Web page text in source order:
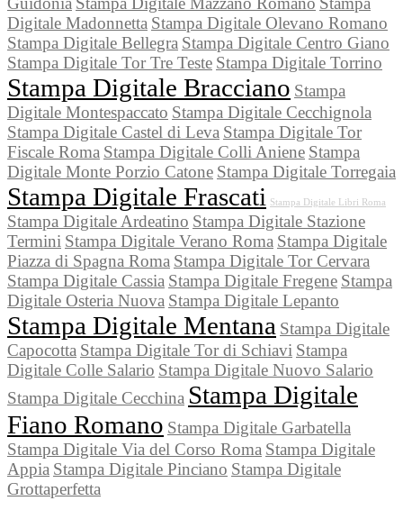
Digitale Madonnetta Stampa Digitale Olevano Romano
Stampa Digitale Bellegra Stampa Digitale Centro Giano
Stampa Digitale Tor Tre Teste Stampa Digitale Torrino
Stampa Digitale Bracciano Stampa
Digitale Montespaccato Stampa Digitale Cecchignola
Stampa Digitale Castel di Leva Stampa Digitale Tor
Fiscale Roma Stampa Digitale Colli Aniene Stampa
Digitale Monte Porzio Catone Stampa Digitale Torregaia
Stampa Digitale Frascati Stampa Digitale Libri Roma
Stampa Digitale Ardeatino Stampa Digitale Stazione
Termini Stampa Digitale Verano Roma Stampa Digitale
Piazza di Spagna Roma Stampa Digitale Tor Cervara
Stampa Digitale Cassia Stampa Digitale Fregene Stampa
Digitale Osteria Nuova Stampa Digitale Lepanto
Stampa Digitale Mentana Stampa Digitale
Capocotta Stampa Digitale Tor di Schiavi Stampa
Digitale Colle Salario Stampa Digitale Nuovo Salario
Stampa Digitale Cecchina Stampa Digitale
Fiano Romano Stampa Digitale Garbatella
Stampa Digitale Via del Corso Roma Stampa Digitale
Appia Stampa Digitale Pinciano Stampa Digitale
Grottaperfetta